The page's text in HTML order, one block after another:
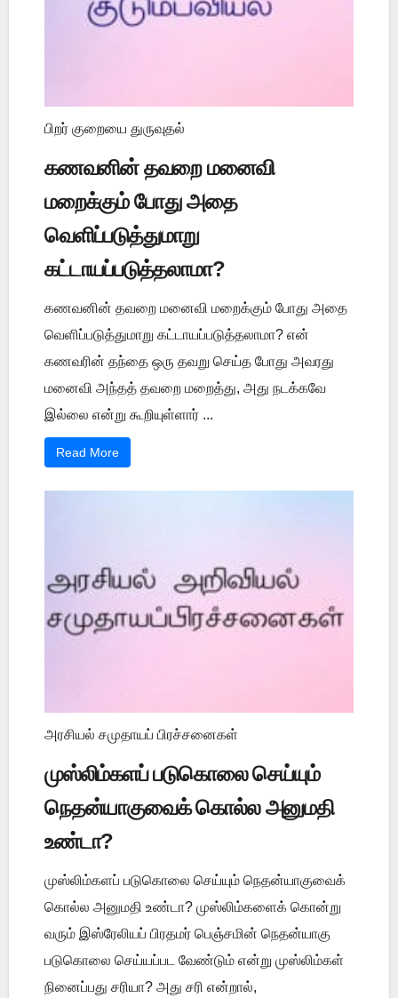
பிறர் குறையை துருவுதல்
கணவனின் தவறை மனைவி
மறைக்கும் போது அதை
வெளிப்படுத்துமாறு
கட்டாயப்படுத்தலாமா?
கணவனின் தவறை மனைவி மறைக்கும் போது அதை
வெளிப்படுத்துமாறு கட்டாயப்படுத்தலாமா? என்
கணவரின் தந்தை ஒரு தவறு செய்த போது அவரது
மனைவி அந்தத் தவறை மறைத்து, அது நடக்கவே
இல்லை என்று கூறியுள்ளார் ...
Read More
அரசியல் சமுதாயப் பிரச்சனைகள்
முஸ்லிம்களப் படுகொலை செய்யும்
நெதன்யாகுவைக் கொல்ல அனுமதி
உண்டா?
முஸ்லிம்களப் படுகொலை செய்யும் நெதன்யாகுவைக்
கொல்ல அனுமதி உண்டா? முஸ்லிம்களைக் கொன்று
வரும் இஸ்ரேலியப் பிரதமர் பெஞ்சமின் நெதன்யாகு
படுகொலை செய்யப்பட வேண்டும் என்று முஸ்லிம்கள்
நினைப்பது சரியா? அது சரி என்றால்,